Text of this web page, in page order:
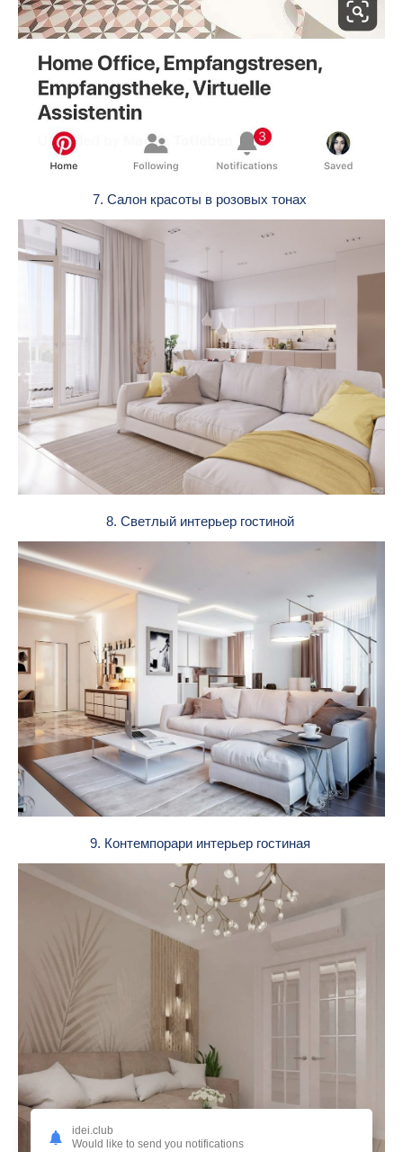
7. Салон красоты в розовых тонах
8. Светлый интерьер гостиной
9. Контемпорари интерьер гостиная
idei.club
Would like to send you notifications